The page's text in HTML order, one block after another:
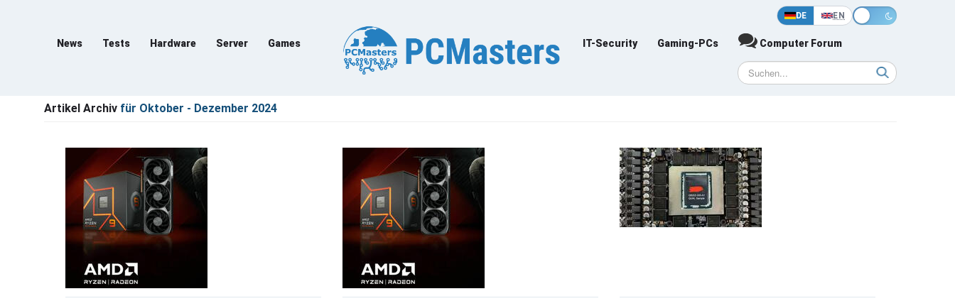
DE EN
News Tests Hardware Server Games IT-Security Gaming-PCs Computer Forum
Artikel Archiv für Oktober - Dezember 2024